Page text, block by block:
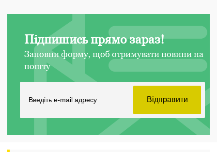
Підпишись прямо зараз!
Заповни форму, щоб отримувати новини на
пошту